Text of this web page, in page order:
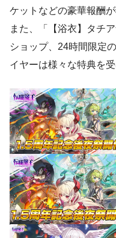
ケットなどの豪華報酬が
また、「【浴衣】タチ
ショップ、24時間限定
イヤーは様々な特典を受